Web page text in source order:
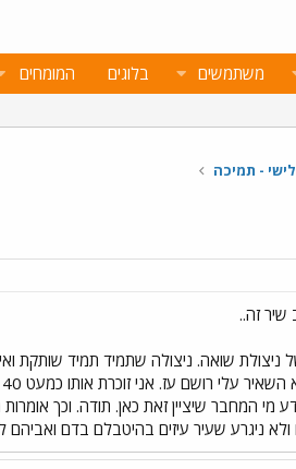
משתמשים בלוגים המומחים
- תמיכה
זה..
ניצולת שואה. ניצולה שתמיד תמיד שותקת
מי המחבר שיציין זאת כאן. תודה. וכך
ניגרע שעיר עיזים בהיטבלם בדם ואביהם